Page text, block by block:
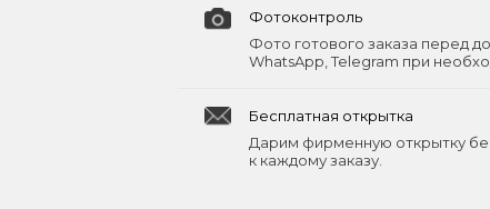
Фотоконтроль
Фото готового заказа перед
WhatsApp, Telegram при
Бесплатная открытка
Дарим фирменную открытку
к каждому заказу.